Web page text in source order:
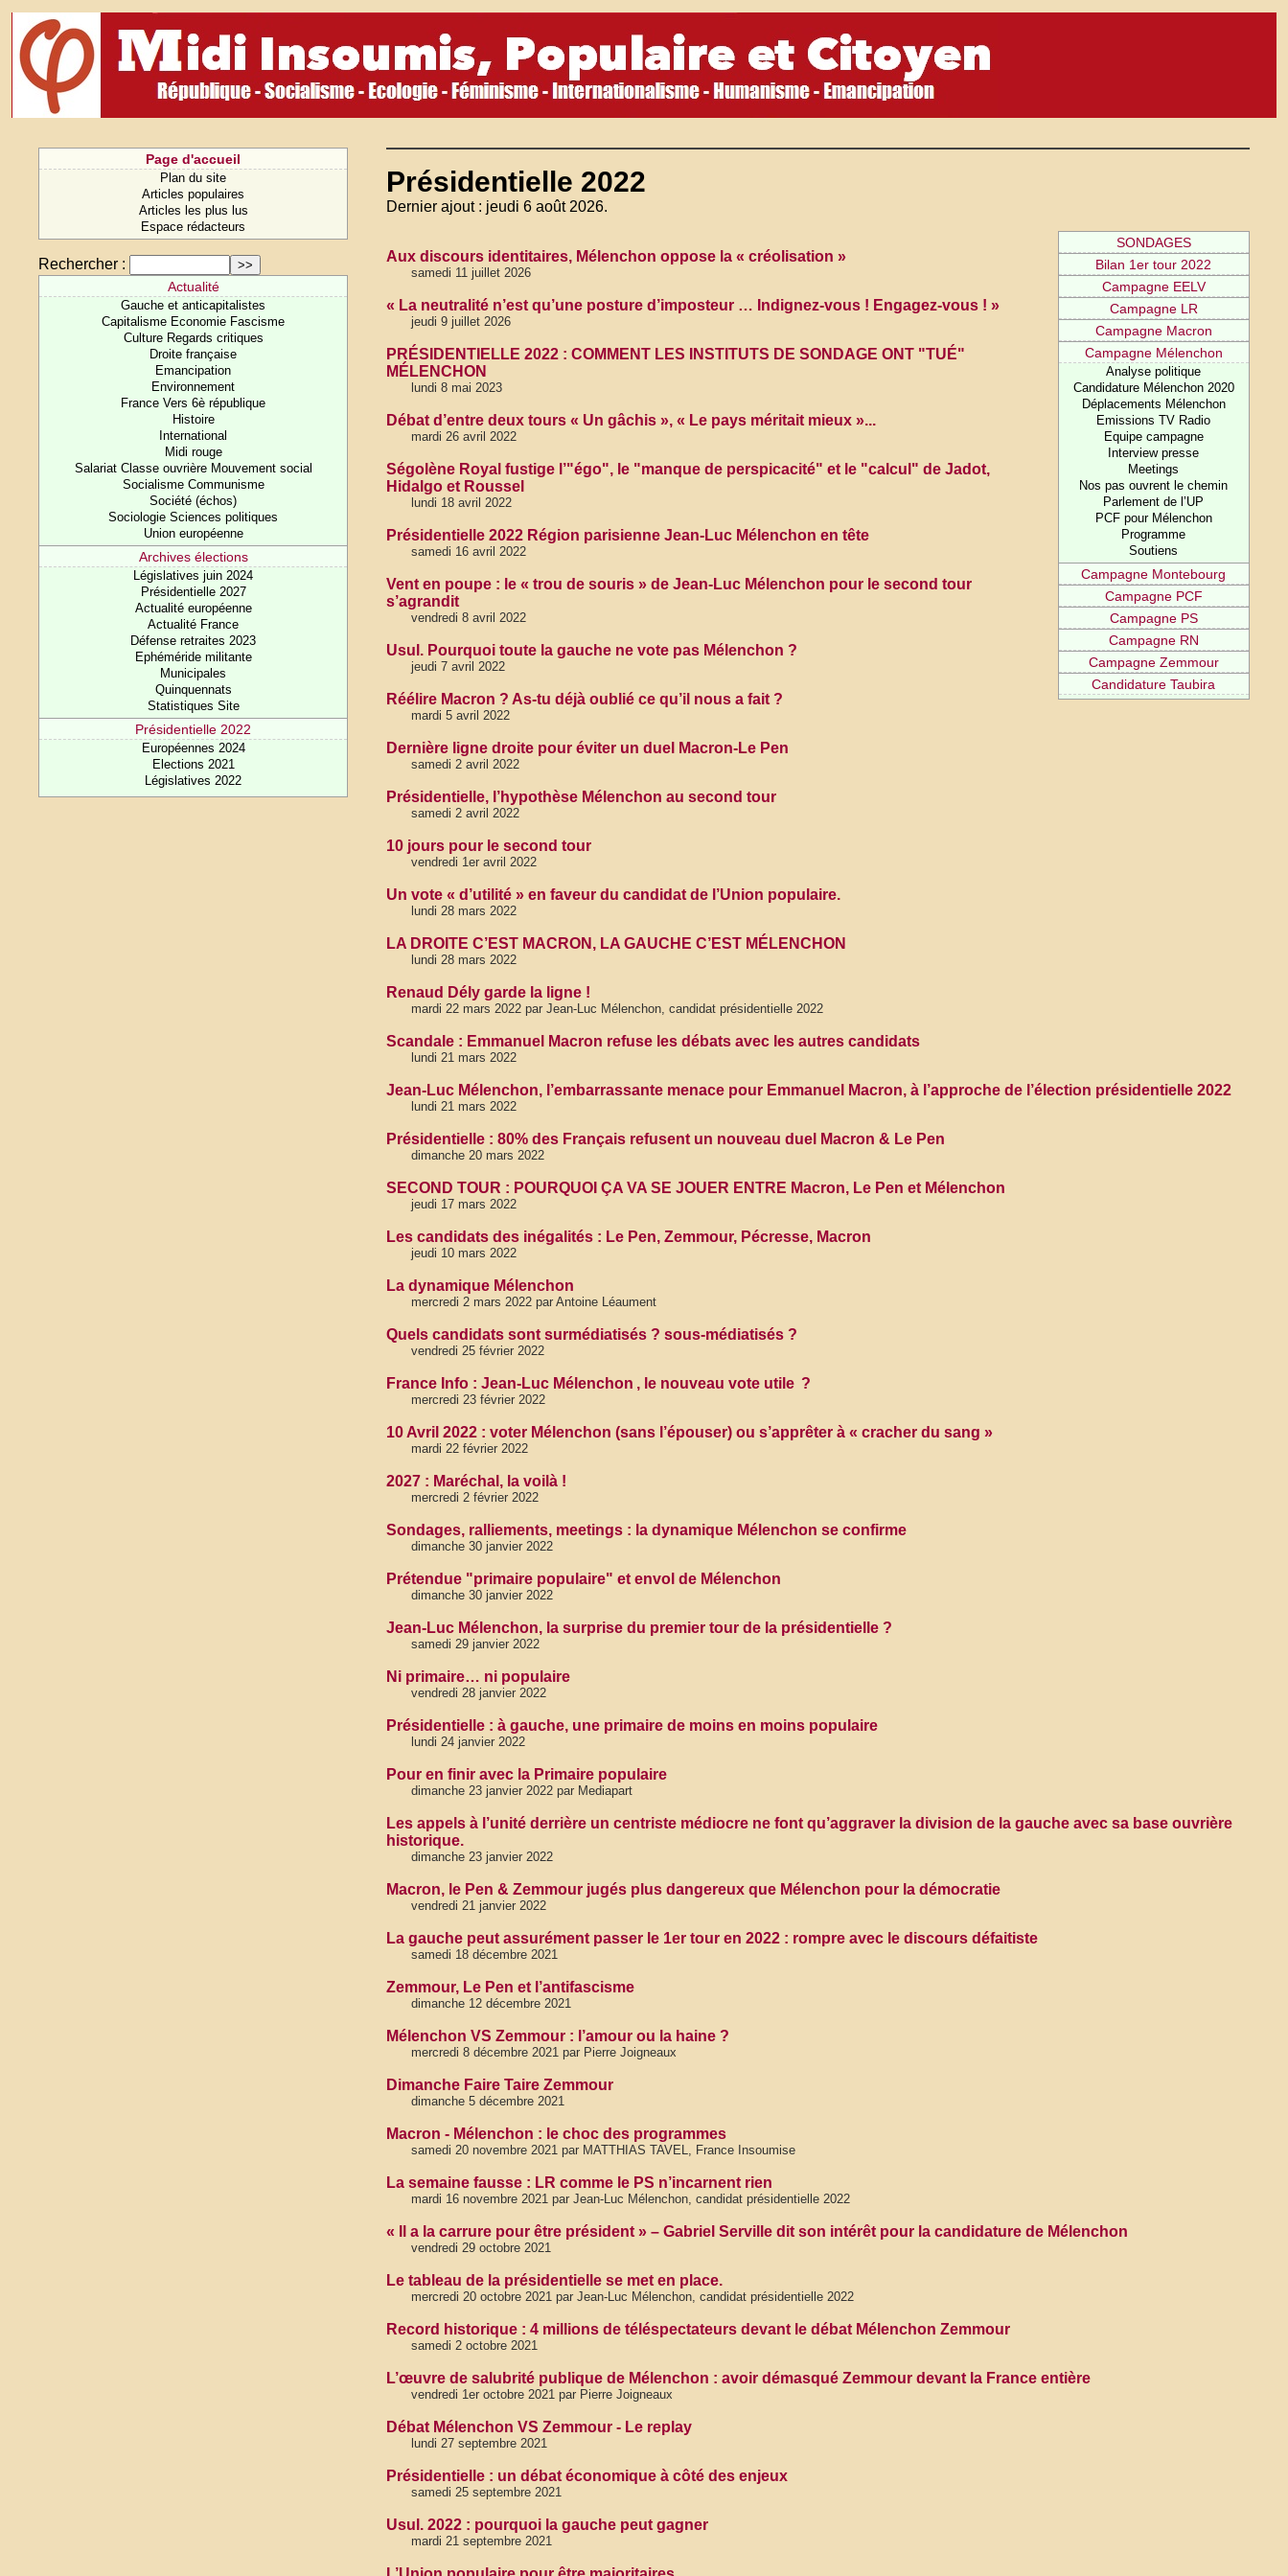
Page d'accueil
Plan du site
Articles populaires
Articles les plus lus
Espace rédacteurs
Rechercher :
Actualité
Gauche et anticapitalistes
Capitalisme Economie Fascisme
Culture Regards critiques
Droite française
Emancipation
Environnement
France Vers 6è république
Histoire
International
Midi rouge
Salariat Classe ouvrière Mouvement social
Socialisme Communisme
Société (échos)
Sociologie Sciences politiques
Union européenne
Archives élections
Législatives juin 2024
Présidentielle 2027
Actualité européenne
Actualité France
Défense retraites 2023
Ephéméride militante
Municipales
Quinquennats
Statistiques Site
Présidentielle 2022
Européennes 2024
Elections 2021
Législatives 2022
Présidentielle 2022
Dernier ajout : jeudi 6 août 2026.
SONDAGES
Bilan 1er tour 2022
Campagne EELV
Campagne LR
Campagne Macron
Campagne Mélenchon
Analyse politique
Candidature Mélenchon 2020
Déplacements Mélenchon
Emissions TV Radio
Equipe campagne
Interview presse
Meetings
Nos pas ouvrent le chemin
Parlement de l’UP
PCF pour Mélenchon
Programme
Soutiens
Campagne Montebourg
Campagne PCF
Campagne PS
Campagne RN
Campagne Zemmour
Candidature Taubira
Aux discours identitaires, Mélenchon oppose la « créolisation »
samedi 11 juillet 2026
« La neutralité n’est qu’une posture d’imposteur … Indignez-vous ! Engagez-vous ! »
jeudi 9 juillet 2026
PRÉSIDENTIELLE 2022 : COMMENT LES INSTITUTS DE SONDAGE ONT "TUÉ"
MÉLENCHON
lundi 8 mai 2023
Débat d’entre deux tours « Un gâchis », « Le pays méritait mieux »...
mardi 26 avril 2022
Ségolène Royal fustige l’"égo", le "manque de perspicacité" et le "calcul" de Jadot,
Hidalgo et Roussel
lundi 18 avril 2022
Présidentielle 2022 Région parisienne Jean-Luc Mélenchon en tête
samedi 16 avril 2022
Vent en poupe : le « trou de souris » de Jean-Luc Mélenchon pour le second tour
s’agrandit
vendredi 8 avril 2022
Usul. Pourquoi toute la gauche ne vote pas Mélenchon ?
jeudi 7 avril 2022
Réélire Macron ? As-tu déjà oublié ce qu’il nous a fait ?
mardi 5 avril 2022
Dernière ligne droite pour éviter un duel Macron-Le Pen
samedi 2 avril 2022
Présidentielle, l’hypothèse Mélenchon au second tour
samedi 2 avril 2022
10 jours pour le second tour
vendredi 1er avril 2022
Un vote « d’utilité » en faveur du candidat de l’Union populaire.
lundi 28 mars 2022
LA DROITE C’EST MACRON, LA GAUCHE C’EST MÉLENCHON
lundi 28 mars 2022
Renaud Dély garde la ligne !
mardi 22 mars 2022 par Jean-Luc Mélenchon, candidat présidentielle 2022
Scandale : Emmanuel Macron refuse les débats avec les autres candidats
lundi 21 mars 2022
Jean-Luc Mélenchon, l’embarrassante menace pour Emmanuel Macron, à l’approche de l’élection présidentielle 2022
lundi 21 mars 2022
Présidentielle : 80% des Français refusent un nouveau duel Macron & Le Pen
dimanche 20 mars 2022
SECOND TOUR : POURQUOI ÇA VA SE JOUER ENTRE Macron, Le Pen et Mélenchon
jeudi 17 mars 2022
Les candidats des inégalités : Le Pen, Zemmour, Pécresse, Macron
jeudi 10 mars 2022
La dynamique Mélenchon
mercredi 2 mars 2022 par Antoine Léaument
Quels candidats sont surmédiatisés ? sous-médiatisés ?
vendredi 25 février 2022
France Info : Jean-Luc Mélenchon , le nouveau vote utile ?
mercredi 23 février 2022
10 Avril 2022 : voter Mélenchon (sans l’épouser) ou s’apprêter à « cracher du sang »
mardi 22 février 2022
2027 : Maréchal, la voilà !
mercredi 2 février 2022
Sondages, ralliements, meetings : la dynamique Mélenchon se confirme
dimanche 30 janvier 2022
Prétendue "primaire populaire" et envol de Mélenchon
dimanche 30 janvier 2022
Jean-Luc Mélenchon, la surprise du premier tour de la présidentielle ?
samedi 29 janvier 2022
Ni primaire… ni populaire
vendredi 28 janvier 2022
Présidentielle : à gauche, une primaire de moins en moins populaire
lundi 24 janvier 2022
Pour en finir avec la Primaire populaire
dimanche 23 janvier 2022 par Mediapart
Les appels à l’unité derrière un centriste médiocre ne font qu’aggraver la division de la gauche avec sa base ouvrière
historique.
dimanche 23 janvier 2022
Macron, le Pen & Zemmour jugés plus dangereux que Mélenchon pour la démocratie
vendredi 21 janvier 2022
La gauche peut assurément passer le 1er tour en 2022 : rompre avec le discours défaitiste
samedi 18 décembre 2021
Zemmour, Le Pen et l’antifascisme
dimanche 12 décembre 2021
Mélenchon VS Zemmour : l’amour ou la haine ?
mercredi 8 décembre 2021 par Pierre Joigneaux
Dimanche Faire Taire Zemmour
dimanche 5 décembre 2021
Macron - Mélenchon : le choc des programmes
samedi 20 novembre 2021 par MATTHIAS TAVEL, France Insoumise
La semaine fausse : LR comme le PS n’incarnent rien
mardi 16 novembre 2021 par Jean-Luc Mélenchon, candidat présidentielle 2022
« Il a la carrure pour être président » – Gabriel Serville dit son intérêt pour la candidature de Mélenchon
vendredi 29 octobre 2021
Le tableau de la présidentielle se met en place.
mercredi 20 octobre 2021 par Jean-Luc Mélenchon, candidat présidentielle 2022
Record historique : 4 millions de téléspectateurs devant le débat Mélenchon Zemmour
samedi 2 octobre 2021
L’œuvre de salubrité publique de Mélenchon : avoir démasqué Zemmour devant la France entière
vendredi 1er octobre 2021 par Pierre Joigneaux
Débat Mélenchon VS Zemmour - Le replay
lundi 27 septembre 2021
Présidentielle : un débat économique à côté des enjeux
samedi 25 septembre 2021
Usul. 2022 : pourquoi la gauche peut gagner
mardi 21 septembre 2021